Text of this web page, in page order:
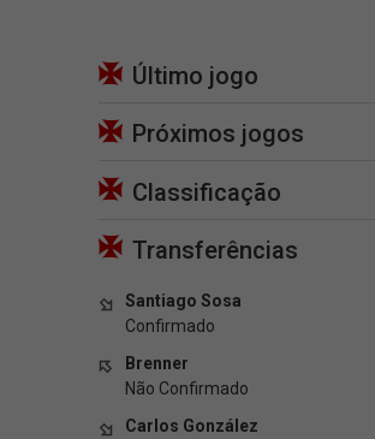
Último jogo
Próximos jogos
Classificação
Transferências
Santiago Sosa
Confirmado
Brenner
Não Confirmado
Carlos González